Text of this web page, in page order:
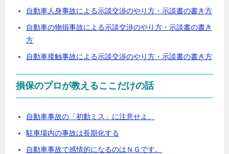
自動車人身事故による示談交渉のやり方・示談書の書き方
自動車の物損事故による示談交渉のやり方・示談書の書き
方
自動車接触事故による示談交渉のやり方・示談書の書き方
損保のプロが教えるここだけの話
自動車事故の「初動ミス」に注意せよ。
駐車場内の事故は長期化する
自動車事故で感情的になるのはＮＧです。